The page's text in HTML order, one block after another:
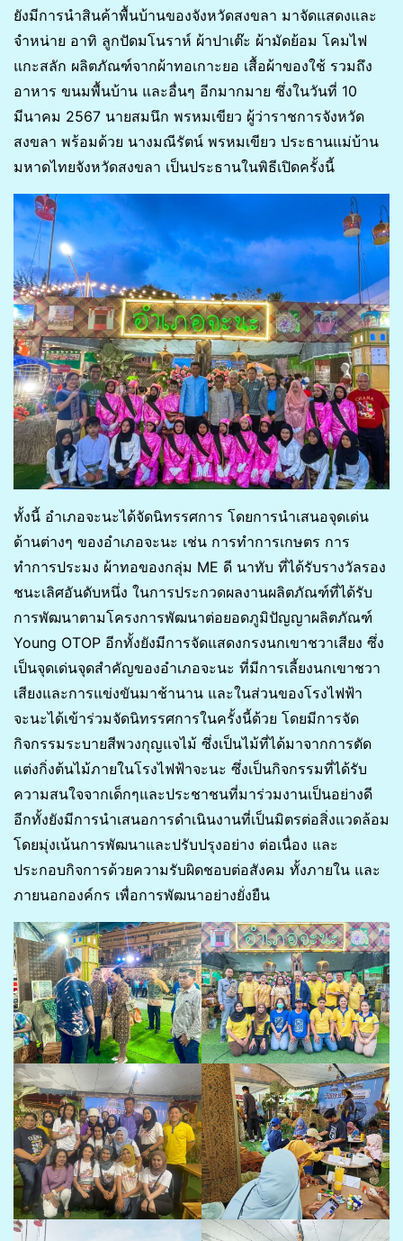
ยังมีการนำสินค้าพื้นบ้านของจังหวัดสงขลา มาจัดแสดงและ
จำหน่าย อาทิ ลูกปัดมโนราห์ ผ้าปาเต๊ะ ผ้ามัดย้อม โคมไฟ
แกะสลัก ผลิตภัณฑ์จากผ้าทอเกาะยอ เสื้อผ้าของใช้ รวมถึง
อาหาร ขนมพื้นบ้าน และอื่นๆ อีกมากมาย ซึ่งในวันที่ 10
มีนาคม 2567 นายสมนึก พรหมเขียว ผู้ว่าราชการจังหวัด
สงขลา พร้อมด้วย นางมณีรัตน์ พรหมเขียว ประธานแม่บ้าน
มหาดไทยจังหวัดสงขลา เป็นประธานในพิธีเปิดครั้งนี้
ทั้งนี้ อำเภอจะนะได้จัดนิทรรศการ โดยการนำเสนอจุดเด่น
ด้านต่างๆ ของอำเภอจะนะ เช่น การทำการเกษตร การ
ทำการประมง ผ้าทอของกลุ่ม ME ดี นาทับ ที่ได้รับรางวัลรอง
ชนะเลิศอันดับหนึ่ง ในการประกวดผลงานผลิตภัณฑ์ที่ได้รับ
การพัฒนาตามโครงการพัฒนาต่อยอดภูมิปัญญาผลิตภัณฑ์
Young OTOP อีกทั้งยังมีการจัดแสดงกรงนกเขาชวาเสียง ซึ่ง
เป็นจุดเด่นจุดสำคัญของอำเภอจะนะ ที่มีการเลี้ยงนกเขาชวา
เสียงและการแข่งขันมาช้านาน และในส่วนของโรงไฟฟ้า
จะนะได้เข้าร่วมจัดนิทรรศการในครั้งนี้ด้วย โดยมีการจัด
กิจกรรมระบายสีพวงกุญแจไม้ ซึ่งเป็นไม้ที่ได้มาจากการตัด
แต่งกิ่งต้นไม้ภายในโรงไฟฟ้าจะนะ ซึ่งเป็นกิจกรรมที่ได้รับ
ความสนใจจากเด็กๆและประชาชนที่มาร่วมงานเป็นอย่างดี
อีกทั้งยังมีการนำเสนอการดำเนินงานที่เป็นมิตรต่อสิ่งแวดล้อม
โดยมุ่งเน้นการพัฒนาและปรับปรุงอย่าง ต่อเนื่อง และ
ประกอบกิจการด้วยความรับผิดชอบต่อสังคม ทั้งภายใน และ
ภายนอกองค์กร เพื่อการพัฒนาอย่างยั่งยืน